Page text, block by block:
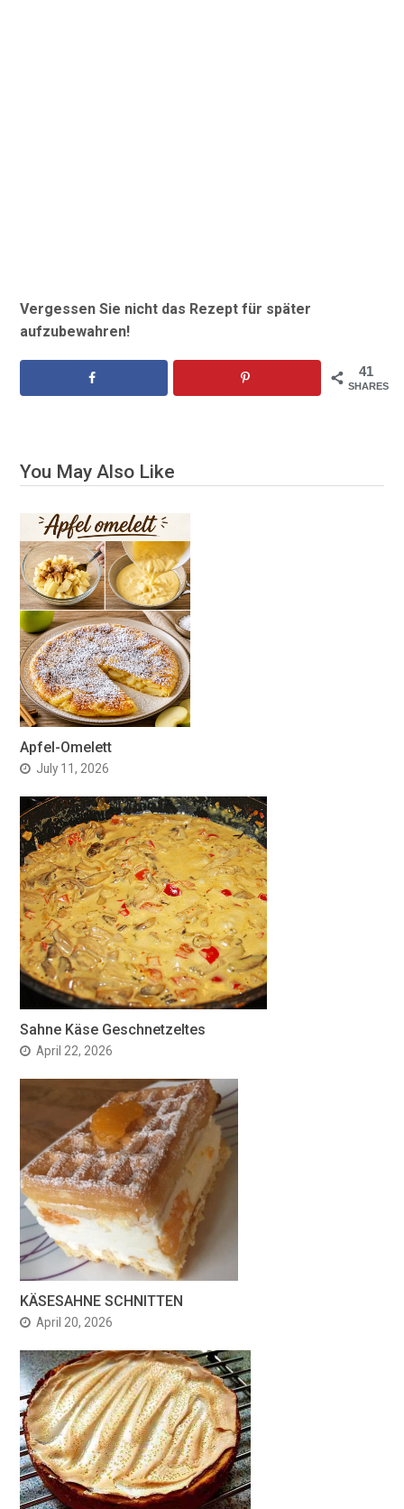
Vergessen Sie nicht das Rezept für später
aufzubewahren!
41
SHARES
You May Also Like
Apfel-Omelett
July 11, 2026
Sahne Käse Geschnetzeltes
April 22, 2026
KÄSESAHNE SCHNITTEN
April 20, 2026